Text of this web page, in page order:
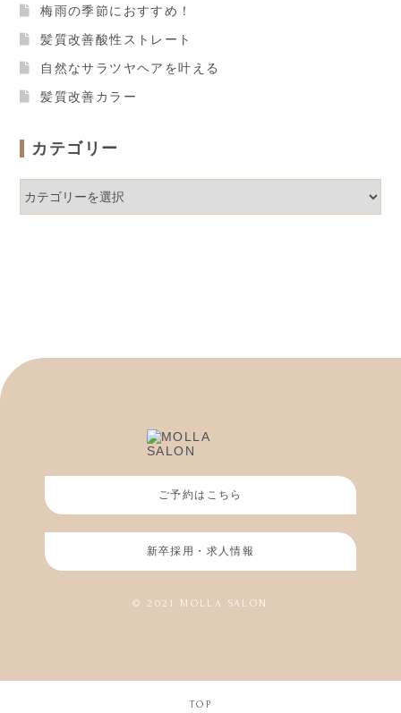
梅雨の季節におすすめ！
髪質改善酸性ストレート
自然なサラツヤヘアを叶える
髪質改善カラー
カテゴリー
テ
ゴ
ご予約はこちら
新卒採用・求人情報
© 2021 MOLLA SALON
TOP